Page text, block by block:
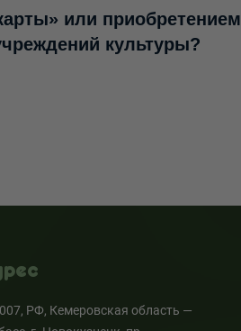
или приобретением
культуры?
РФ, Кемеровская область —